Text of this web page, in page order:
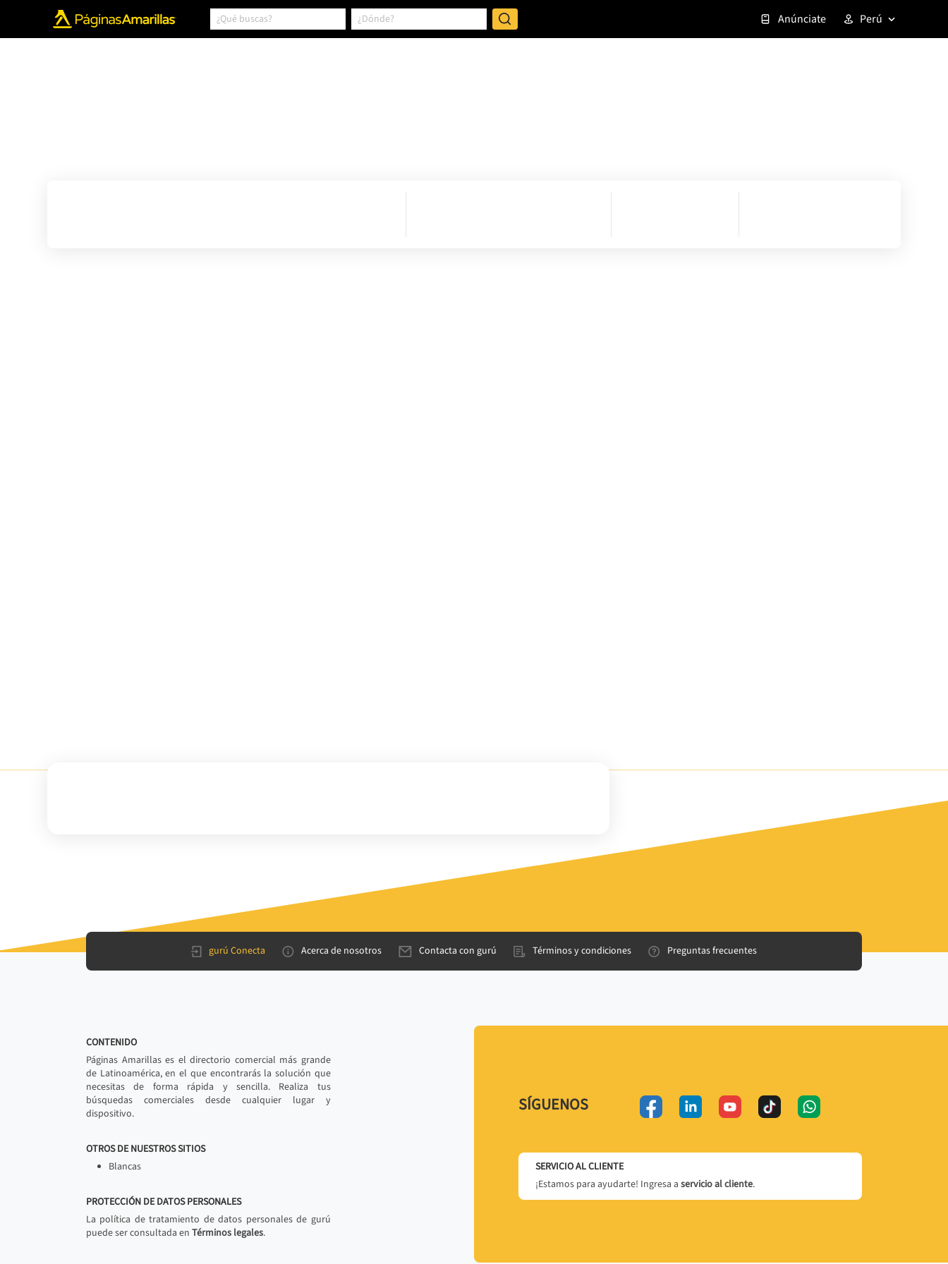
Anúnciate Perú
gurú Conecta Acerca de nosotros Contacta con gurú Términos y condiciones Preguntas frecuentes
CONTENIDO
Páginas Amarillas es el directorio comercial más grande
de Latinoamérica, en el que encontrarás la solución que
necesitas de forma rápida y sencilla. Realiza tus
búsquedas comerciales desde cualquier lugar y
dispositivo.
OTROS DE NUESTROS SITIOS
Blancas
PROTECCIÓN DE DATOS PERSONALES
La política de tratamiento de datos personales de gurú
puede ser consultada en Términos legales.
SÍGUENOS
SERVICIO AL CLIENTE
¡Estamos para ayudarte! Ingresa a servicio al cliente.